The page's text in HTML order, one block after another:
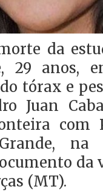
da
29 anos,
tórax e
Juan
com
na
(MT).